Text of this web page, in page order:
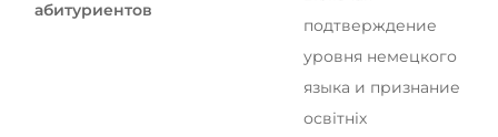
абитуриентов
подтверждение
уровня немецкого
языка и признание
освітніх